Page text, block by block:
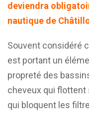
deviendra
nautique de
Souvent considéré
est portant un
propreté des
cheveux qui flottent
qui bloquent les